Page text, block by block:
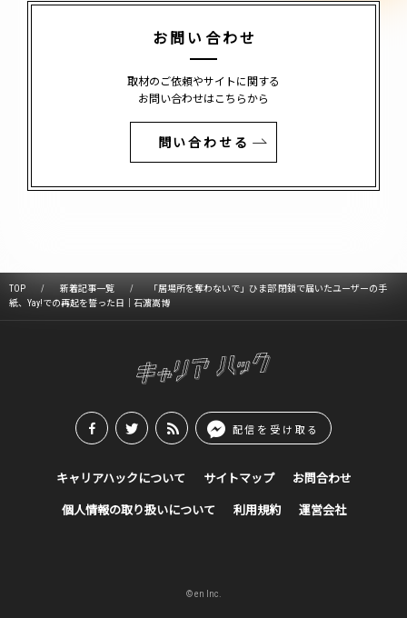
お問い合わせ
取材のご依頼やサイトに関する
お問い合わせはこちらから
問い合わせる
TOP 新着記事一覧
「居場所を奪わないで」ひま部 閉鎖で届いたユーザーの手
紙、Yay!での再起を誓った日｜石濵嵩博
配信を受け取る
キャリアハックについて サイトマップ お問合わせ
個人情報の取り扱いについて 利用規約 運営会社
© en Inc.